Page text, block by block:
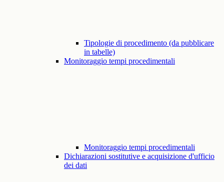
Tipologie di procedimento (da pubblicare
in tabelle)
Monitoraggio tempi procedimentali
Monitoraggio tempi procedimentali
Dichiarazioni sostitutive e acquisizione d'ufficio
dei dati